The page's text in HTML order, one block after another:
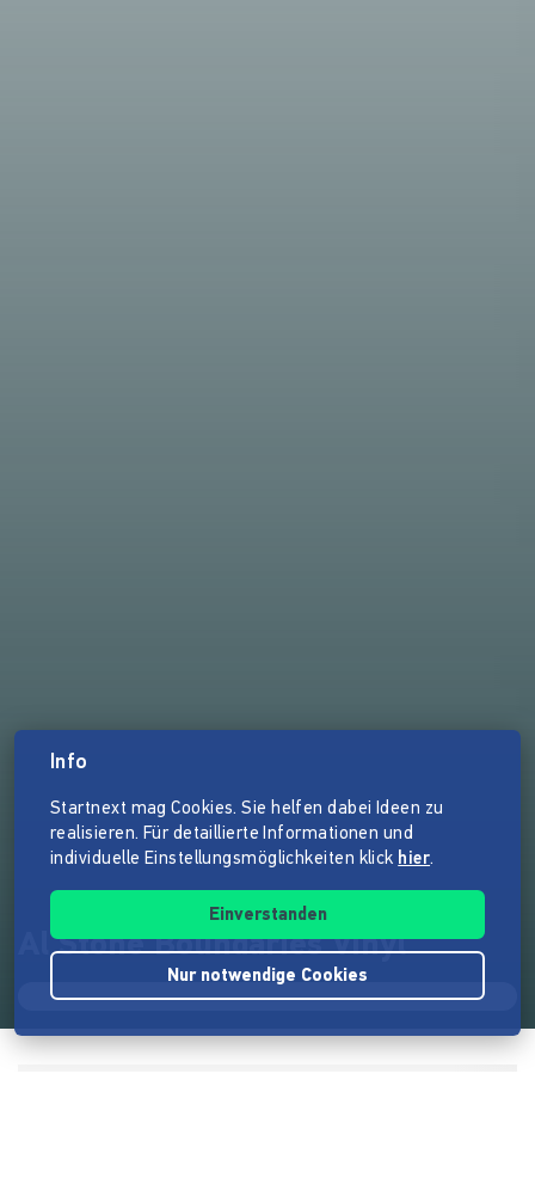
Al Stone Boundaries Vinyl
Info
Startnext mag Cookies. Sie helfen dabei Ideen zu
realisieren. Für detaillierte Informationen und
individuelle Einstellungsmöglichkeiten klick hier.
Einverstanden
Nur notwendige Cookies